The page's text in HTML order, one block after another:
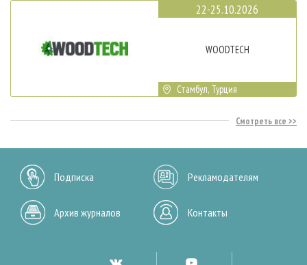
22-25.10.2026
WOODTECH
Стамбул, Турция
Смотреть все
Подписка Рекламодателям
Архив журналов Контакты